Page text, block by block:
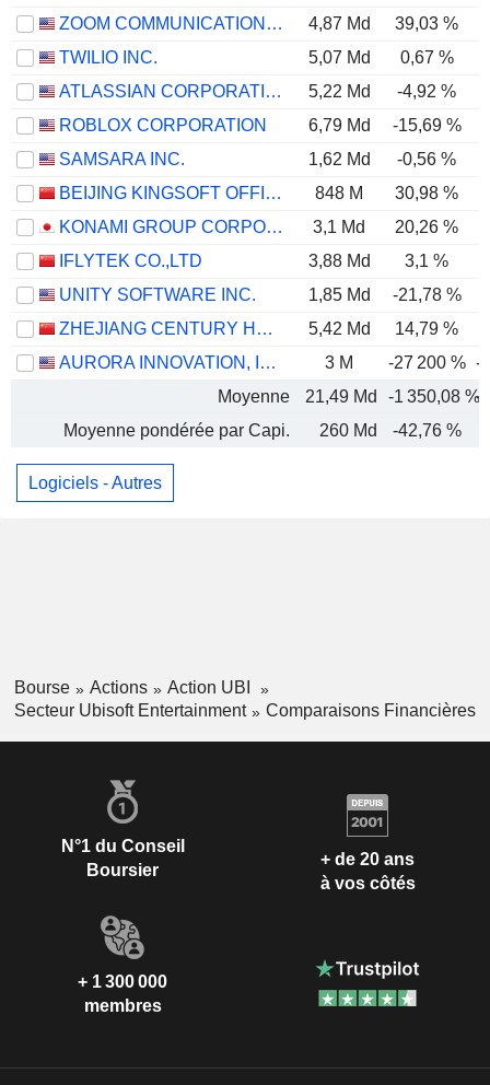
ZOOM COMMUNICATIONS, INC.
4,87 Md 39,03 %
TWILIO INC.
5,07 Md 0,67 %
ATLASSIAN CORPORATION
5,22 Md -4,92 %
ROBLOX CORPORATION
6,79 Md -15,69 %
SAMSARA INC.
1,62 Md -0,56 %
BEIJING KINGSOFT OFFICE SOFTWARE, INC.
848 M 30,98 %
KONAMI GROUP CORPORATION
3,1 Md 20,26 %
IFLYTEK CO.,LTD
3,88 Md 3,1 %
UNITY SOFTWARE INC.
1,85 Md -21,78 %
ZHEJIANG CENTURY HUATONG GROUP CO.,LTD
5,42 Md 14,79 %
AURORA INNOVATION, INC.
3 M -27 200 % -
Moyenne
21,49 Md -1 350,08 %-
Moyenne pondérée par Capi.
260 Md -42,76 %
Logiciels - Autres
Bourse Actions
Action UBI
Secteur Ubisoft Entertainment
Comparaisons Financières
N°1 du Conseil
Boursier
+ de 20 ans
à vos côtés
+ 1 300 000
membres